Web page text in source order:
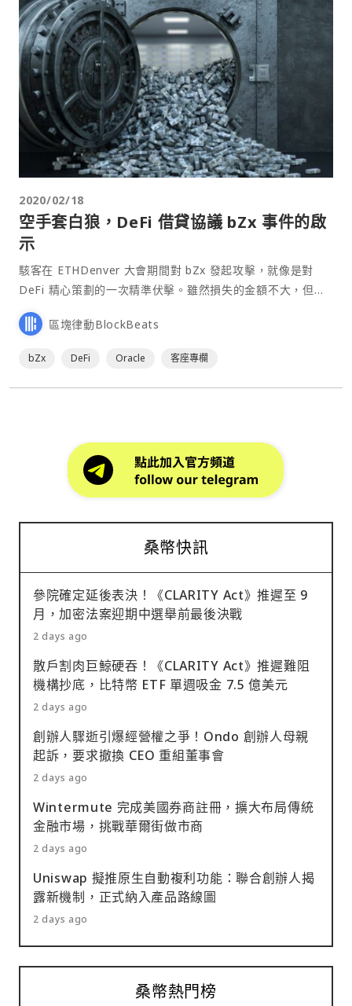
2020/02/18
空手套白狼，DeFi 借貸協議 bZx 事件的啟
示
駭客在 ETHDenver 大會期間對 bZx 發起攻擊，就像是對
DeFi 精心策劃的一次精準伏擊。雖然損失的金額不大，但它
顯然對過去兩天的市場行情產生了一些影響。 什麼是 bZx 事
件？ 雖然⋯區塊律動BlockBeats
bZx DeFi Oracle 客座專欄
桑幣快訊
參院確定延後表決！《CLARITY Act》推遲至 9
月，加密法案迎期中選舉前最後決戰
2 days ago
散戶割肉巨鯨硬吞！《CLARITY Act》推遲難阻
機構抄底，比特幣 ETF 單週吸金 7.5 億美元
2 days ago
創辦人驟逝引爆經營權之爭！Ondo 創辦人母親
起訴，要求撤換 CEO 重組董事會
2 days ago
Wintermute 完成美國券商註冊，擴大布局傳統
金融市場，挑戰華爾街做市商
2 days ago
Uniswap 擬推原生自動複利功能：聯合創辦人揭
露新機制，正式納入產品路線圖
2 days ago
桑幣熱門榜